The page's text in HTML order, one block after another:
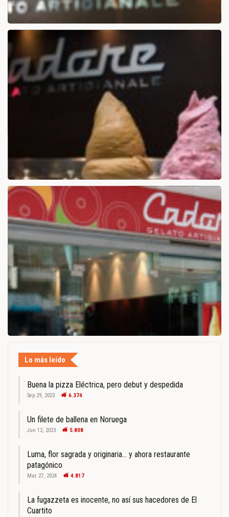
Lo más leído
Buena la pizza Eléctrica, pero debut y despedida
Sep 29, 2023 6.374
Un filete de ballena en Noruega
Jun 12, 2023 5.808
Luma, flor sagrada y originaria… y ahora restaurante
patagónico
Mar 27, 2024 4.817
La fugazzeta es inocente, no así sus hacedores de El
Cuartito